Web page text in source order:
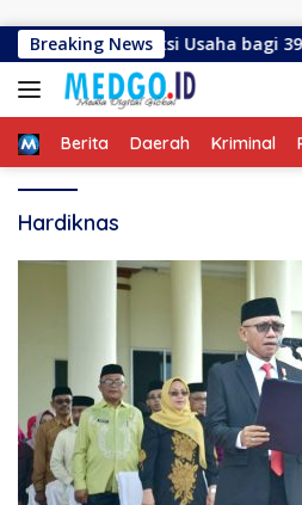
Breaking News
Produksi Usaha bagi 395
HomeBerita Daerah Kriminal
Hardiknas